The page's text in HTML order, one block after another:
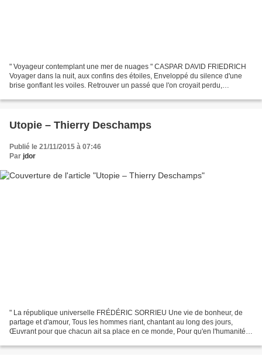
" Voyageur contemplant une mer de nuages " CASPAR DAVID FRIEDRICH
Voyager dans la nuit, aux confins des étoiles, Enveloppé du silence d'une
brise gonflant les voiles. Retrouver un passé que l'on croyait perdu,
Utopie – Thierry Deschamps
Publié le 21/11/2015 à 07:46
Par jdor
" La république universelle FRÉDÉRIC SORRIEU Une vie de bonheur, de
partage et d'amour, Tous les hommes riant, chantant au long des jours,
Œuvrant pour que chacun ait sa place en ce monde, Pour qu'en l'humanité